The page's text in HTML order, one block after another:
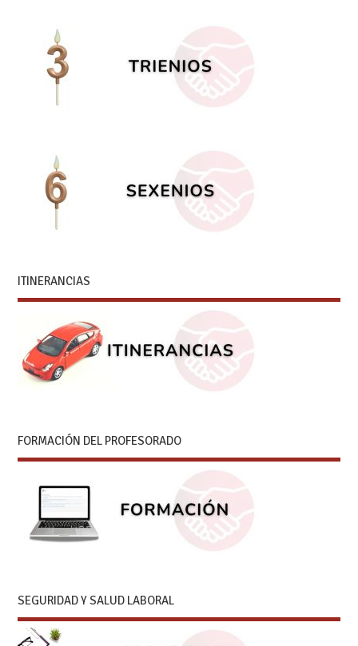
ITINERANCIAS
FORMACIÓN DEL PROFESORADO
SEGURIDAD Y SALUD LABORAL